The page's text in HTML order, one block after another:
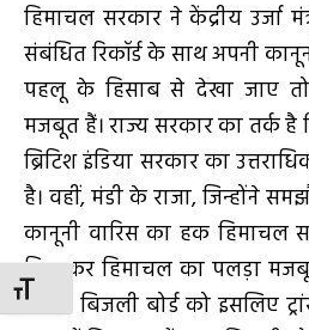
TOGGLE FONT SIZE
हिमाचल सरकार ने केंद्रीय उर्जा
संबंधित रिकॉर्ड के साथ अपनी
पहलू के हिसाब से देखा जाए
मजबूत हैं। राज्य सरकार का तर्क
ब्रिटिश इंडिया सरकार का
है। वहीं, मंडी के राजा, जिन्होंने
कानूनी वारिस का हक हिमाचल
मिलाकर हिमाचल का पलड़ा
पंजाब बिजली बोर्ड को इसलिए